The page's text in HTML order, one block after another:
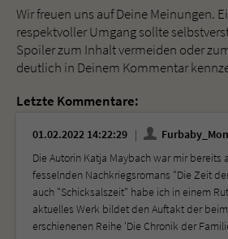
Wir freuen uns auf Deine Meinungen.
respektvoller Umgang sollte
Spoiler zum Inhalt vermeiden oder
deutlich in Deinem Kommentar
Letzte Kommentare:
01.02.2022 14:22:29
Die Autorin Katja Maybach war mir bereits
fesselnden Nachkriegsromans "Die Zeit
auch "Schicksalszeit" habe ich in einem
aktuelles Werk bildet den Auftakt der
erschienenen Reihe 'Die Chronik der